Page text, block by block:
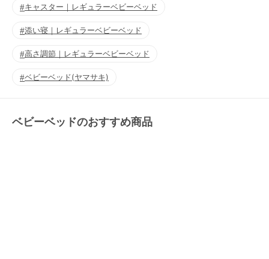
キャスター｜レギュラーベビーベッド
添い寝｜レギュラーベビーベッド
高さ調節｜レギュラーベビーベッド
ベビーベッド(ヤマサキ)
ベビーベッドのおすすめ商品